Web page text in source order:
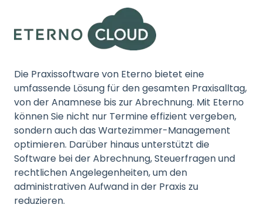
Die Praxissoftware von Eterno bietet eine
umfassende Lösung für den gesamten Praxisalltag,
von der Anamnese bis zur Abrechnung. Mit Eterno
können Sie nicht nur Termine effizient vergeben,
sondern auch das Wartezimmer-Management
optimieren. Darüber hinaus unterstützt die
Software bei der Abrechnung, Steuerfragen und
rechtlichen Angelegenheiten, um den
administrativen Aufwand in der Praxis zu
reduzieren.